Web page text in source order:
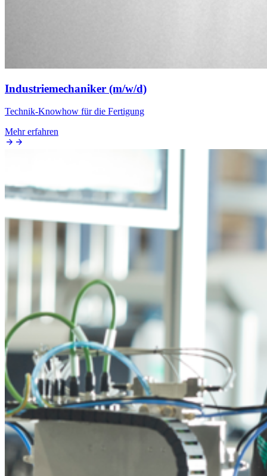
Industriemechaniker (m/w/d)
Technik-Knowhow für die Fertigung
Mehr erfahren